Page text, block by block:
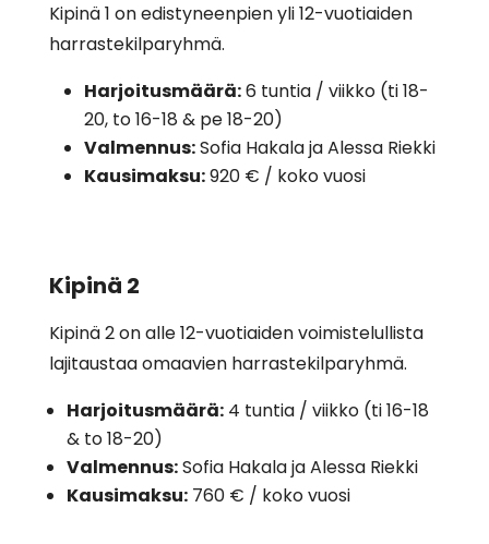
Kipinä 1 on edistyneenpien yli 12-vuotiaiden
harrastekilparyhmä.
Harjoitusmäärä:6 tuntia / viikko (ti 18-
20, to 16-18 & pe 18-20)
Valmennus:Sofia Hakala ja Alessa Riekki
Kausimaksu:920 € / koko vuosi
Kipinä 2
Kipinä 2 on alle 12-vuotiaiden voimistelullista
lajitaustaa omaavien harrastekilparyhmä.
Harjoitusmäärä: 4 tuntia / viikko (ti 16-18
& to 18-20)
Valmennus:Sofia Hakala ja Alessa Riekki
Kausimaksu:760 € / koko vuosi